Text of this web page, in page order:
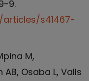
9.
s41467-
M,
Osaba L, Valls